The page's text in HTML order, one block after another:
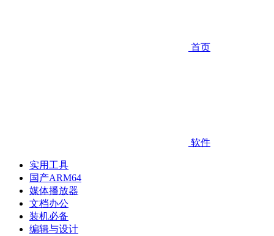
首页
软件
实用工具
国产ARM64
媒体播放器
文档办公
装机必备
编辑与设计